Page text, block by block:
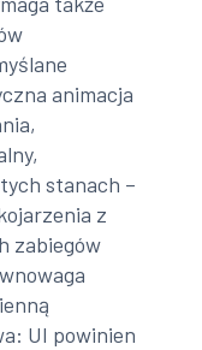
animacja
stanach –
z
zabiegów
UI powinien